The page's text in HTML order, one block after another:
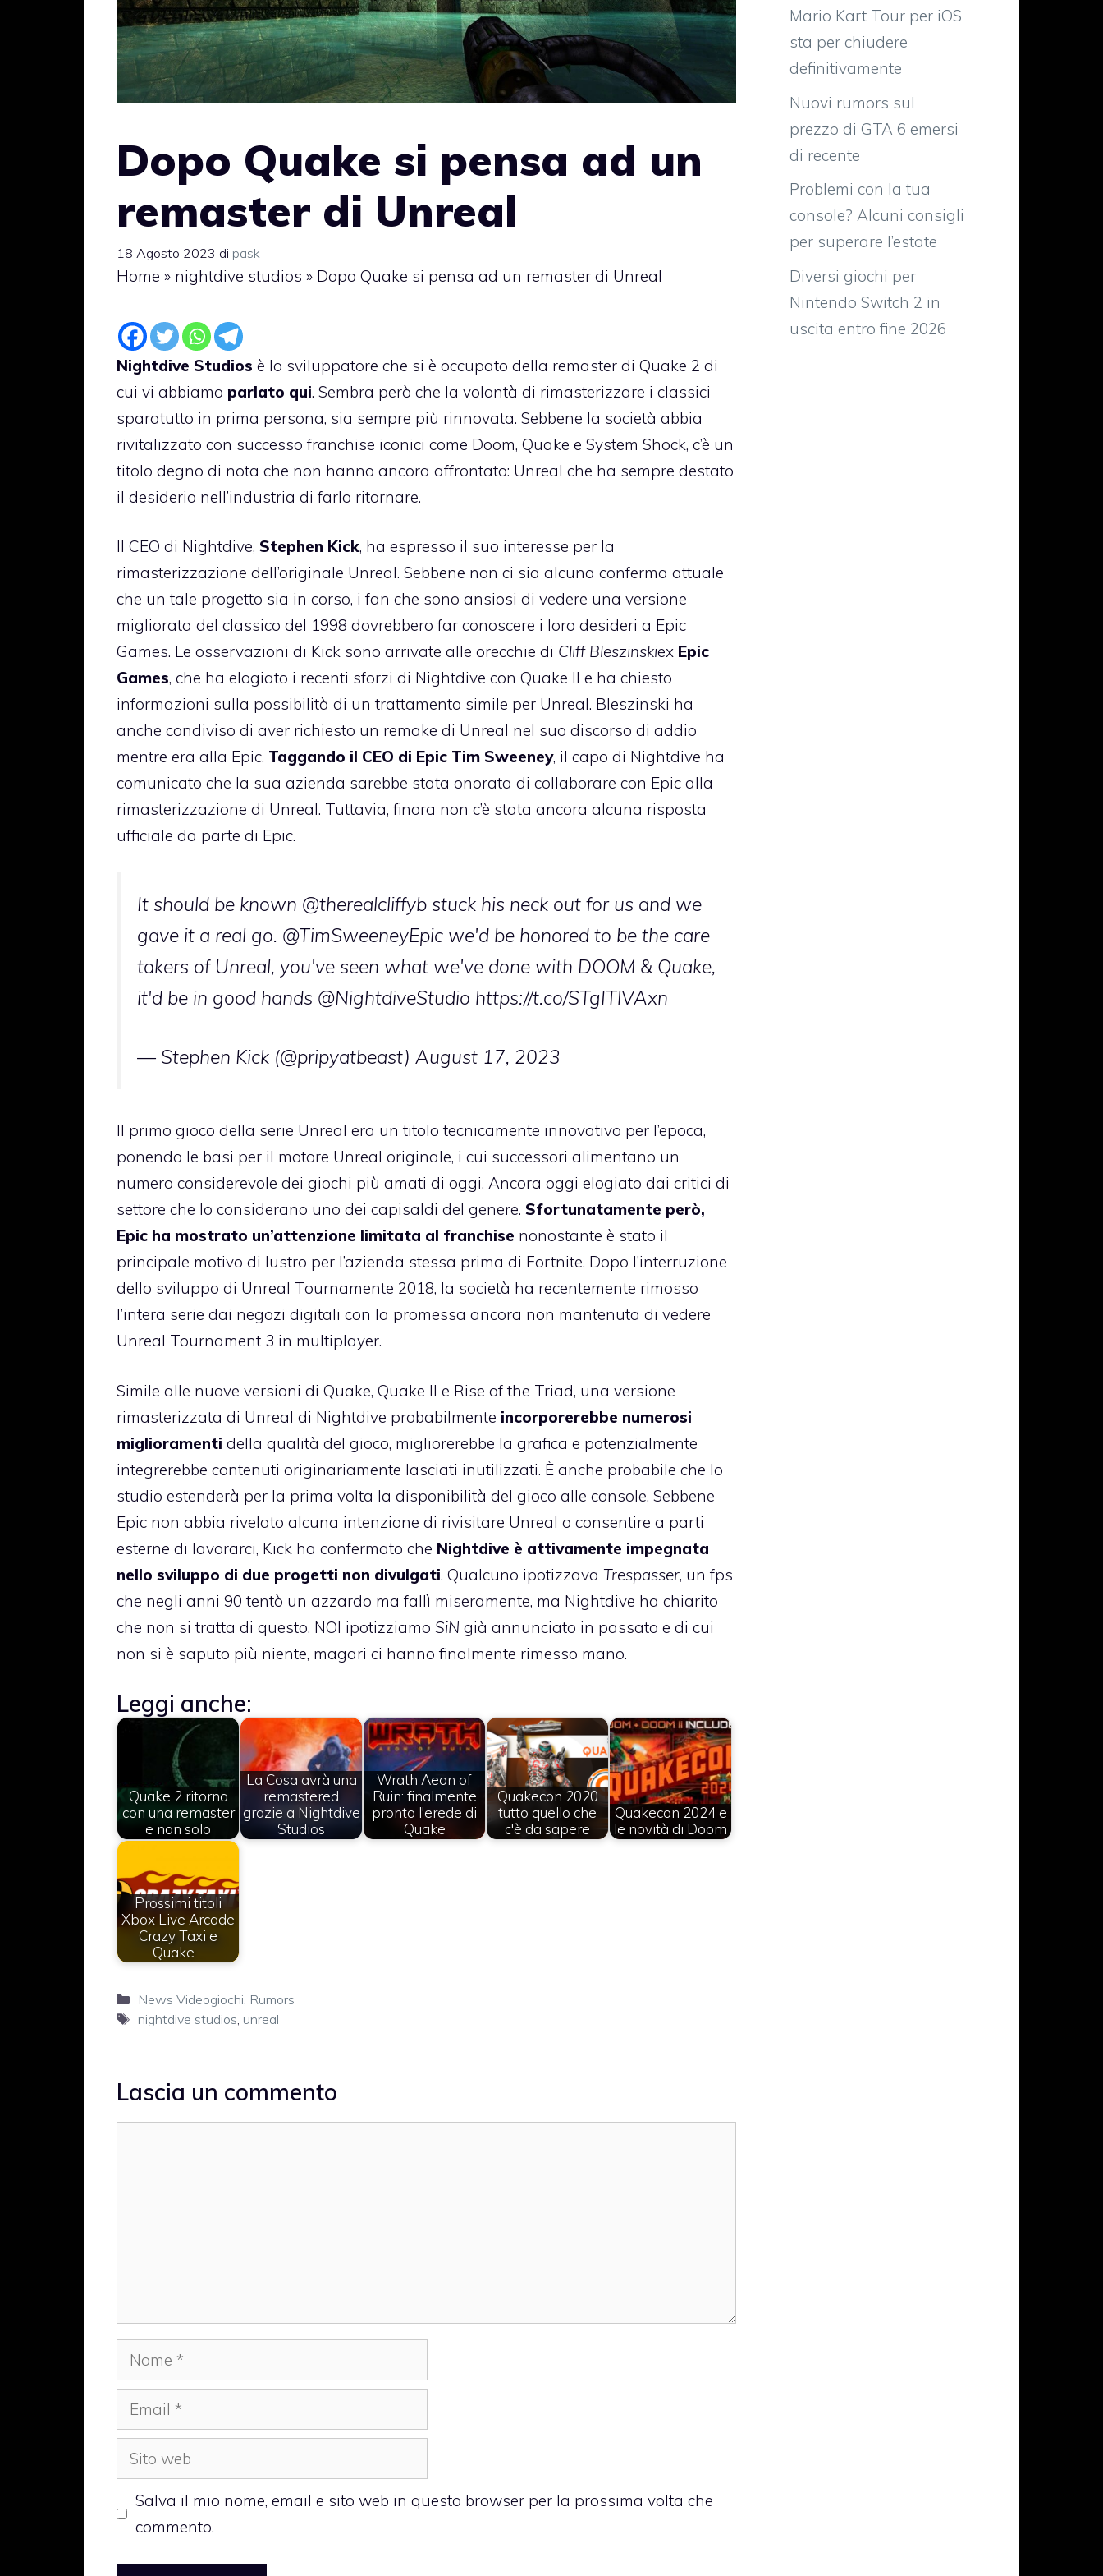
Dopo Quake si pensa ad un
remaster di Unreal
18 Agosto 2023 di pask
Home » nightdive studios » Dopo Quake si pensa ad un remaster di Unreal
Nightdive Studios è lo sviluppatore che si è occupato della remaster di Quake 2 di
cui vi abbiamo parlato qui. Sembra però che la volontà di rimasterizzare i classici
sparatutto in prima persona, sia sempre più rinnovata. Sebbene la società abbia
rivitalizzato con successo franchise iconici come Doom, Quake e System Shock, c’è un
titolo degno di nota che non hanno ancora affrontato: Unreal che ha sempre destato
il desiderio nell’industria di farlo ritornare.
Il CEO di Nightdive, Stephen Kick, ha espresso il suo interesse per la
rimasterizzazione dell’originale Unreal. Sebbene non ci sia alcuna conferma attuale
che un tale progetto sia in corso, i fan che sono ansiosi di vedere una versione
migliorata del classico del 1998 dovrebbero far conoscere i loro desideri a Epic
Games. Le osservazioni di Kick sono arrivate alle orecchie di Cliff Bleszinskiex Epic
Games, che ha elogiato i recenti sforzi di Nightdive con Quake II e ha chiesto
informazioni sulla possibilità di un trattamento simile per Unreal. Bleszinski ha
anche condiviso di aver richiesto un remake di Unreal nel suo discorso di addio
mentre era alla Epic. Taggando il CEO di Epic Tim Sweeney, il capo di Nightdive ha
comunicato che la sua azienda sarebbe stata onorata di collaborare con Epic alla
rimasterizzazione di Unreal. Tuttavia, finora non c’è stata ancora alcuna risposta
ufficiale da parte di Epic.
It should be known @therealcliffyb stuck his neck out for us and we
gave it a real go. @TimSweeneyEpic we'd be honored to be the care
takers of Unreal, you've seen what we've done with DOOM & Quake,
it'd be in good hands @NightdiveStudio https://t.co/STgITlVAxn
— Stephen Kick (@pripyatbeast) August 17, 2023
Il primo gioco della serie Unreal era un titolo tecnicamente innovativo per l’epoca,
ponendo le basi per il motore Unreal originale, i cui successori alimentano un
numero considerevole dei giochi più amati di oggi. Ancora oggi elogiato dai critici di
settore che lo considerano uno dei capisaldi del genere. Sfortunatamente però,
Epic ha mostrato un’attenzione limitata al franchise nonostante è stato il
principale motivo di lustro per l’azienda stessa prima di Fortnite. Dopo l’interruzione
dello sviluppo di Unreal Tournamente 2018, la società ha recentemente rimosso
l’intera serie dai negozi digitali con la promessa ancora non mantenuta di vedere
Unreal Tournament 3 in multiplayer.
Simile alle nuove versioni di Quake, Quake II e Rise of the Triad, una versione
rimasterizzata di Unreal di Nightdive probabilmente incorporerebbe numerosi
miglioramenti della qualità del gioco, migliorerebbe la grafica e potenzialmente
integrerebbe contenuti originariamente lasciati inutilizzati. È anche probabile che lo
studio estenderà per la prima volta la disponibilità del gioco alle console. Sebbene
Epic non abbia rivelato alcuna intenzione di rivisitare Unreal o consentire a parti
esterne di lavorarci, Kick ha confermato che Nightdive è attivamente impegnata
nello sviluppo di due progetti non divulgati. Qualcuno ipotizzava Trespasser, un fps
che negli anni 90 tentò un azzardo ma fallì miseramente, ma Nightdive ha chiarito
che non si tratta di questo. NOI ipotizziamo SiN già annunciato in passato e di cui
non si è saputo più niente, magari ci hanno finalmente rimesso mano.
Leggi anche:
Quake 2 ritorna
con una remaster
e non solo
La Cosa avrà una
remastered
grazie a Nightdive
Studios
Wrath Aeon of
Ruin: finalmente
pronto l'erede di
Quake
Quakecon 2020
tutto quello che
c'è da sapere
Quakecon 2024 e
le novità di Doom
Prossimi titoli
Xbox Live Arcade
Crazy Taxi e
Quake…
Categorie
News Videogiochi, Rumors
Tag
nightdive studios, unreal
Lascia un commento
Nome
Email
Sito
web
Salva il mio nome, email e sito web in questo browser per la prossima volta che
commento.
Mario Kart Tour per iOS
sta per chiudere
definitivamente
Nuovi rumors sul
prezzo di GTA 6 emersi
di recente
Problemi con la tua
console? Alcuni consigli
per superare l’estate
Diversi giochi per
Nintendo Switch 2 in
uscita entro fine 2026